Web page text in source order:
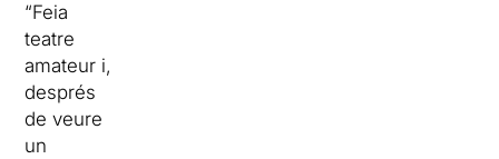
“Feia
teatre
amateur i,
després
de veure
un